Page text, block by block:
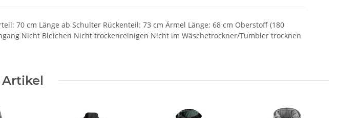
70 cm Länge ab Schulter Rückenteil: 73 cm Ärmel Länge: 68 cm Oberstoff (180
Nicht Bleichen Nicht trockenreinigen Nicht im Wäschetrockner/Tumbler trocknen